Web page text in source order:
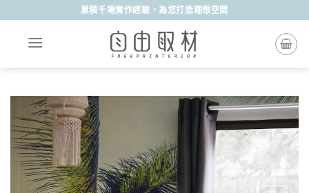
content
累積千場實作經驗，為您打造理想空間